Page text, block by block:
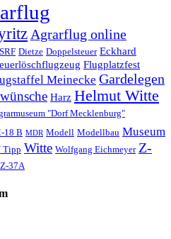
Agrarflug online
Dietze Doppelsteuer Eckhard
Flugplatzfest
Meinecke Gardelegen
Harz Helmut Witte
"Dorf Mecklenburg"
18 B MDR Modell Modellbau Museum
Tipp Witte Wolfgang Eichmeyer Z-
Z-37A